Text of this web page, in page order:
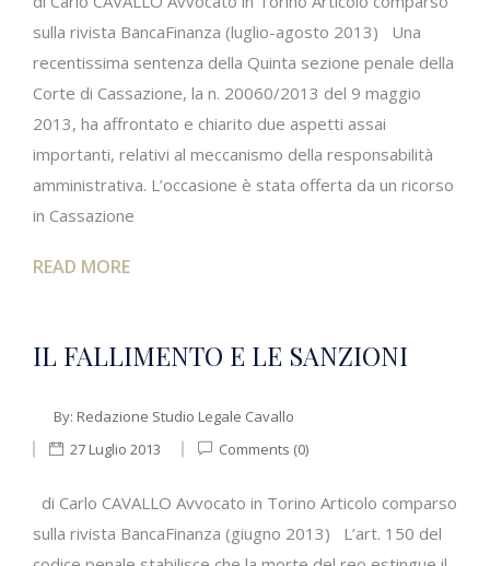
sulla rivista BancaFinanza (luglio-agosto 2013) Una
recentissima sentenza della Quinta sezione penale della
Corte di Cassazione, la n. 20060/2013 del 9 maggio
2013, ha affrontato e chiarito due aspetti assai
importanti, relativi al meccanismo della responsabilità
amministrativa. L’occasione è stata offerta da un ricorso
in Cassazione
READ MORE
IL FALLIMENTO E LE SANZIONI
By: Redazione Studio Legale Cavallo
27 Luglio 2013
Comments (0)
di Carlo CAVALLO Avvocato in Torino Articolo comparso
sulla rivista BancaFinanza (giugno 2013) L’art. 150 del